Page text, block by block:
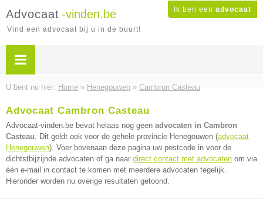
Ik ben een advocaat
Advocaat -vinden.be
Vind een advocaat bij u in de buurt!
U bent nu hier: Home » Henegouwen » Cambron Casteau
Advocaat Cambron Casteau
Advocaat-vinden.be bevat helaas nog geen advocaten in Cambron
Casteau. Dit geldt ook voor de gehele provincie Henegouwen (advocaat
Henegouwen). Voer bovenaan deze pagina uw postcode in voor de
dichtstbijzijnde advocaten of ga naar direct contact met advocaten om via
één e-mail in contact te komen met meerdere advocaten tegelijk.
Hieronder worden nu overige resultaten getoond.